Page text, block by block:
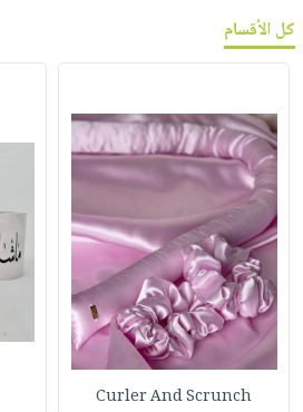
كل الأقسام
Curler And Scrunch